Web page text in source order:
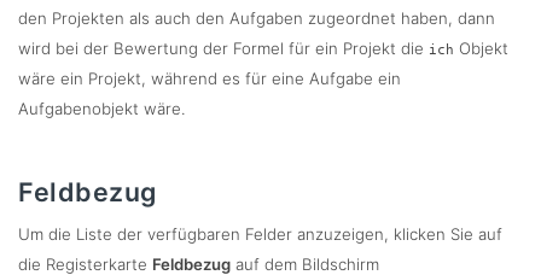
den Projekten als auch den Aufgaben zugeordnet haben, dann
wird bei der Bewertung der Formel für ein Projekt die ich Objekt
wäre ein Projekt, während es für eine Aufgabe ein
Aufgabenobjekt wäre.
Feldbezug
Um die Liste der verfügbaren Felder anzuzeigen, klicken Sie auf
die Registerkarte Feldbezug auf dem Bildschirm